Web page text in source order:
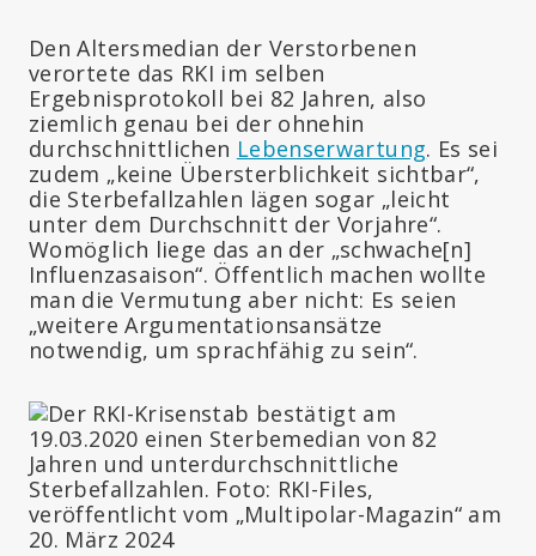
Den Altersmedian der Verstorbenen
verortete das RKI im selben
Ergebnisprotokoll bei 82 Jahren, also
ziemlich genau bei der ohnehin
durchschnittlichen Lebenserwartung. Es sei
zudem „keine Übersterblichkeit sichtbar“,
die Sterbefallzahlen lägen sogar „leicht
unter dem Durchschnitt der Vorjahre“.
Womöglich liege das an der „schwache[n]
Influenzasaison“. Öffentlich machen wollte
man die Vermutung aber nicht: Es seien
„weitere Argumentationsansätze
notwendig, um sprachfähig zu sein“.